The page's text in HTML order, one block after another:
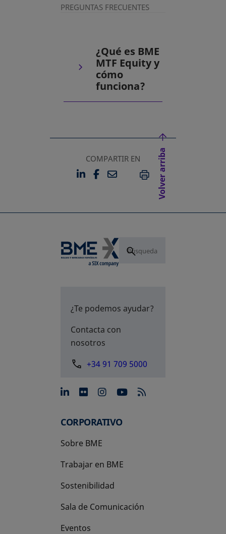
PREGUNTAS FRECUENTES
¿Qué es BME
MTF Equity y
cómo
funciona?
COMPARTIR EN
LINKEDIN
SE ABRE EN UNA PESTAÑA
FACEBOOK
SE ABRE EN UNA
EMAILIMPRIMIR
Volver arriba
¿Te podemos ayudar?
Contacta con
nosotros
+34 91 709 5000
se abre en una pestaña
se abre en una pestaña
se abre en una
se abre en una
CORPORATIVO
Sobre BME
Trabajar en BME
Sostenibilidad
Sala de Comunicación
Eventos